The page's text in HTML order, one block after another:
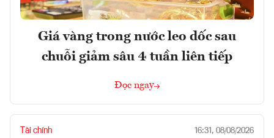
Giá vàng trong nước leo dốc sau
chuỗi giảm sâu 4 tuần liên tiếp
Đọc ngay
Tài chính 16:31, 08/08/2026